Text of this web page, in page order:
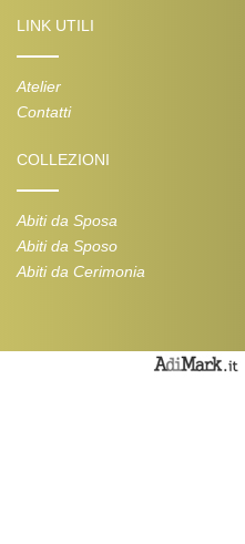
LINK UTILI
Atelier
Contatti
COLLEZIONI
Abiti da Sposa
Abiti da Sposo
Abiti da Cerimonia